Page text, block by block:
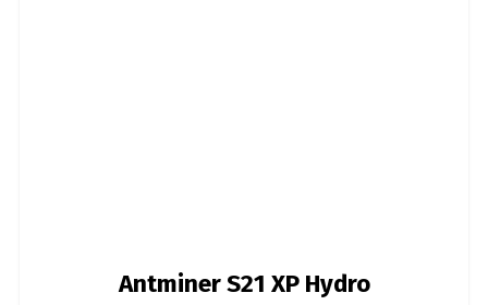
Antminer S21 XP Hydro